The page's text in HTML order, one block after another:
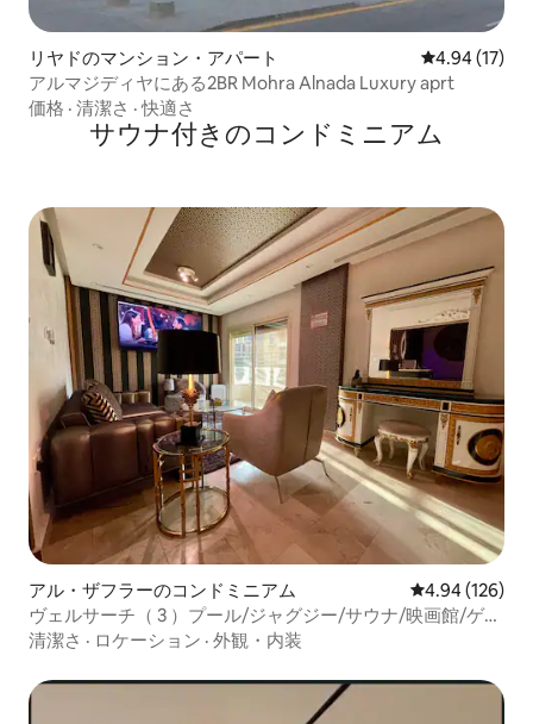
リヤドのマンション・アパート レビュー17
4.94 (17)
アルマジディヤにある2BR Mohra Alnada Luxury aprt
価格 · 清潔さ ·快適さ
サウナ付きのコンドミニアム
アル・ザフラーのコンドミニアム レビュー126
4.94 (126)
ヴェルサーチ（ 3 ）プール/ジャグジー/サウナ/映画館/ゲー
ムルーム
清潔さ · ロケーション · 外観・内装